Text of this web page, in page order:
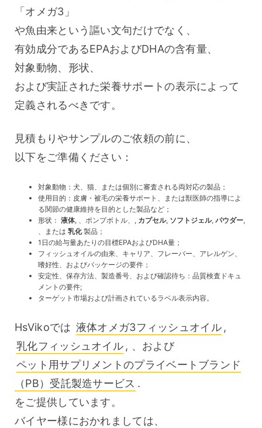
「オメガ3」
や魚由来という謳い文句だけでなく、
有効成分であるEPAおよびDHAの含有量、
対象動物、形状、
および実証された栄養サポートの表示によって
定義されるべきです。
見積もりやサンプルのご依頼の前に、
以下をご準備ください：
対象動物：犬、猫、または個別に審査される両対応の製品；
使用目的：皮膚・被毛の栄養サポート、または獣医師の指導によ
る関節の健康維持を目的とした製品など；
形状： 液体, 、ポンプボトル、, カプセル, ソフトジェル, パウダー,
、または 乳化製品；
1日の給与量あたりの目標EPAおよびDHA量；
フィッシュオイルの由来、キャリア、フレーバー、アレルゲン、
嗜好性、およびパッケージの要件；
安定性、保存方法、製造番号、および確認待ち：品質検査ドキュ
メントの要件;
ターゲット市場および計画されているラベル表示内容。
HsVikoでは 液体オメガ3フィッシュオイル
乳化フィッシュオイル
, 、および
ペット用サプリメントのプライベートブランド
（PB）受託製造サービス .
をご提供しています。
バイヤー様におかれましては、